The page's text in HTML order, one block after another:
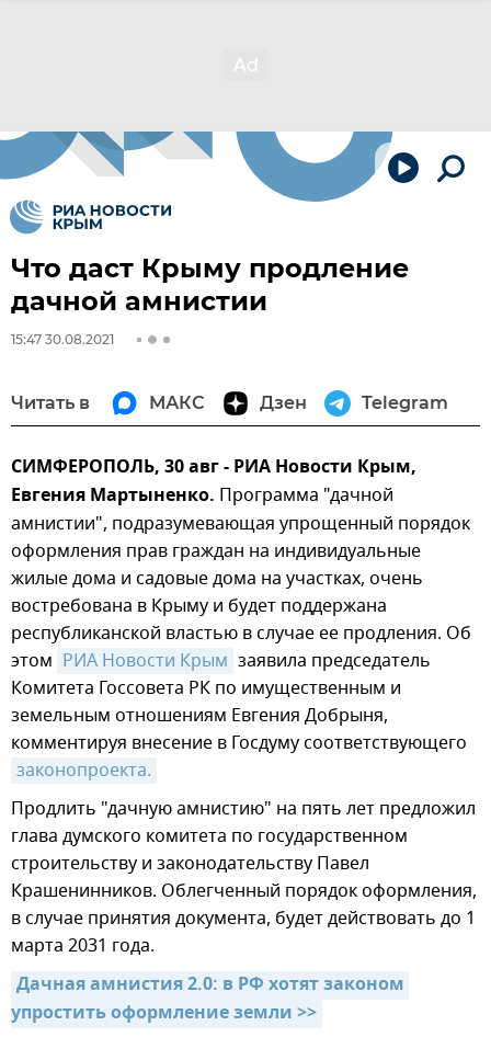
Что даст Крыму продление
дачной амнистии
15:47 30.08.2021
Читать в МАКС Дзен Telegram
СИМФЕРОПОЛЬ, 30 авг - РИА Новости Крым,
Евгения Мартыненко. Программа "дачной
амнистии", подразумевающая упрощенный порядок
оформления прав граждан на индивидуальные
жилые дома и садовые дома на участках, очень
востребована в Крыму и будет поддержана
республиканской властью в случае ее продления. Об
этом РИА Новости Крым заявила председатель
Комитета Госсовета РК по имущественным и
земельным отношениям Евгения Добрыня,
комментируя внесение в Госдуму соответствующего
законопроекта.
Продлить "дачную амнистию" на пять лет предложил
глава думского комитета по государственном
строительству и законодательству Павел
Крашенинников. Облегченный порядок оформления,
в случае принятия документа, будет действовать до 1
марта 2031 года.
Дачная амнистия 2.0: в РФ хотят законом
упростить оформление земли >>